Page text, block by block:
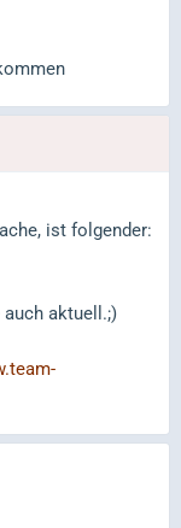
ist folgender:
aktuell.;)